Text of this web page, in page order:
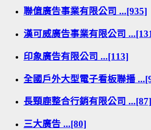
聯億廣告事業有限公司 ...[935]
漢可威廣告事業有限公司
印象廣告有限公司 ...[113]
全國戶外大型電子看板聯播
長頸鹿整合行銷有限公司 ...[87]
三大廣告 ...[80]